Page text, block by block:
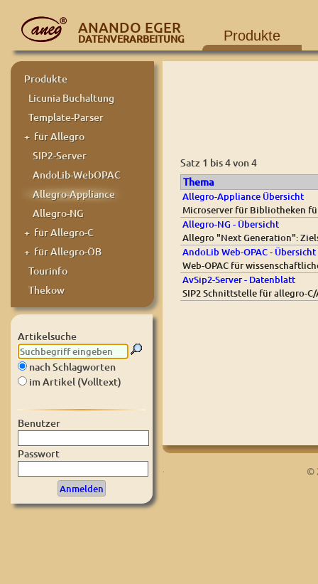
ANANDO EGER
DATENVERARBEITUNG Produkte
Produkte
Licunia Buchaltung
Template-Parser
+ für Allegro
SIP2-Server
AndoLib-WebOPAC
Allegro-Appliance
Allegro-NG
+ für Allegro-C
+ für Allegro-ÖB
Tourinfo
Thekow
Artikelsuche
nach Schlagworten
im Artikel (Volltext)
Benutzer
Passwort
Satz 1 bis 4 von 4
Thema
Allegro-Appliance Übersicht
Microserver für Bibliotheken
Allegro-NG - Übersicht
Allegro "Next Generation":
AndoLib Web-OPAC -
Web-OPAC für
AvSip2-Server - Datenblatt
SIP2 Schnittstelle für allegro-
. ©